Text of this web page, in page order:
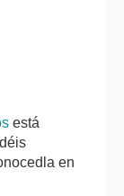
está
en